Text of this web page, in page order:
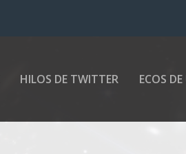
HILOS DE TWITTER ECOS